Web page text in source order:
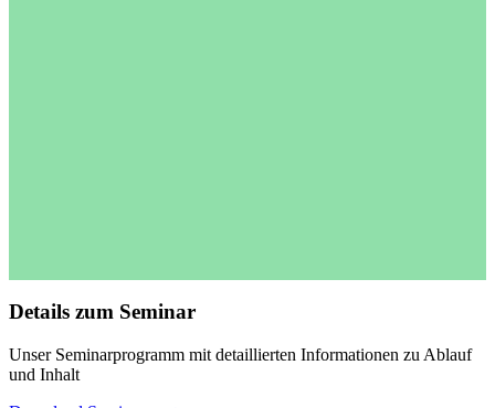
Details zum Seminar
Unser Seminarprogramm mit detaillierten Informationen zu Ablauf
und Inhalt